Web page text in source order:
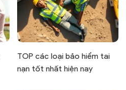
TOP các loại bảo hiểm tai
nạn tốt nhất hiện nay